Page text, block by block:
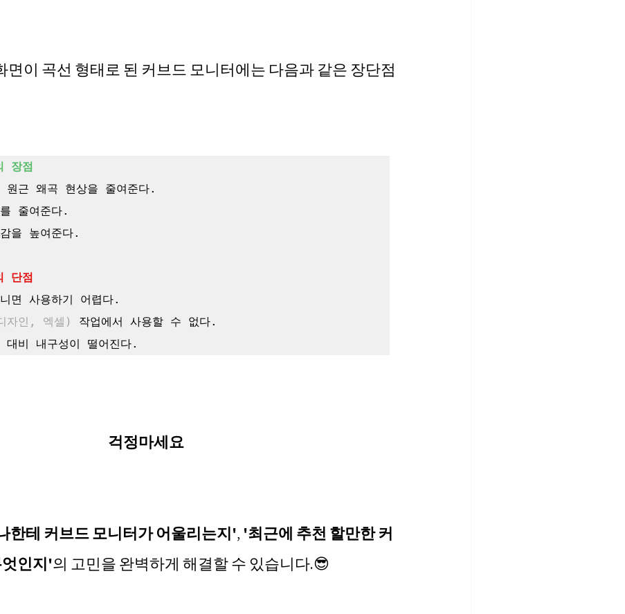
면이 곡선 형태로 된 커브드 모니터에는 다음과 같은 장단점
장점
근 왜곡 현상을 줄여준다.
줄여준다.
을 높여준다.
단점
면 사용하기 어렵다.
자인, 엑셀)
작업에서 사용할 수 없다.
비 내구성이 떨어진다.
걱정마세요
한테 커브드 모니터가 어울리는지', '최근에 추천 할만한 커
인지'의 고민을 완벽하게 해결할 수 있습니다.😎